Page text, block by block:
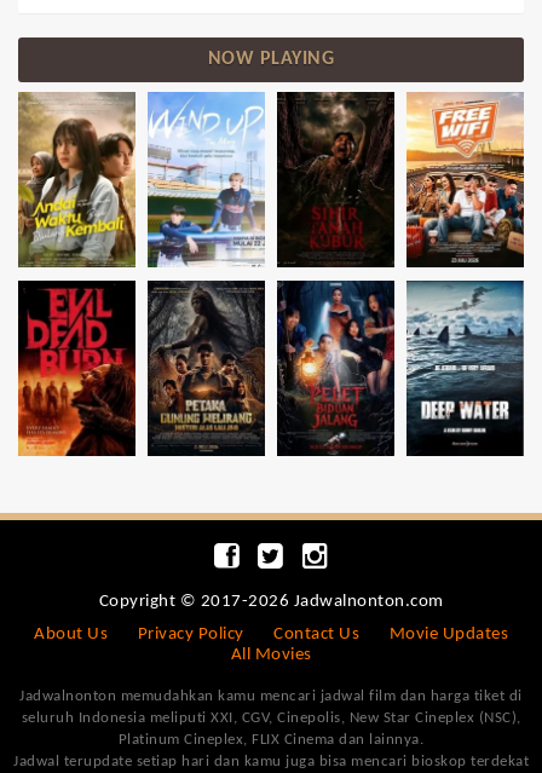
NOW PLAYING
Copyright © 2017-2026 Jadwalnonton.com
About Us
Privacy Policy Contact Us
Movie Updates
All Movies
Jadwalnonton memudahkan kamu mencari jadwal film dan harga tiket di
seluruh Indonesia meliputi XXI, CGV, Cinepolis, New Star Cineplex (NSC),
Platinum Cineplex, FLIX Cinema dan lainnya.
Jadwal terupdate setiap hari dan kamu juga bisa mencari bioskop terdekat